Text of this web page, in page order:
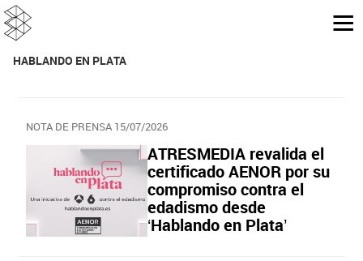
HABLANDO EN PLATA
NOTA DE PRENSA 15/07/2026
ATRESMEDIA revalida el
certificado AENOR por su
compromiso contra el
edadismo desde
‘Hablando en Plata’